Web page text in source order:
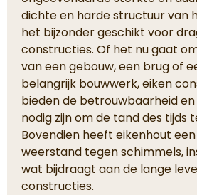
dichte en harde structuur van
het bijzonder geschikt voor
constructies. Of het nu gaat
van een gebouw, een brug of
belangrijk bouwwerk, eiken
bieden de betrouwbaarheid
nodig zijn om de tand des tijds
Bovendien heeft eikenhout
weerstand tegen schimmels,
wat bijdraagt aan de lange
constructies.